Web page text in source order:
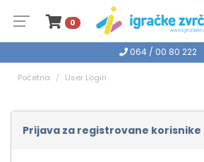
0
064 / 00 80 222
Početna User Login
Prijava za registrovane korisnike